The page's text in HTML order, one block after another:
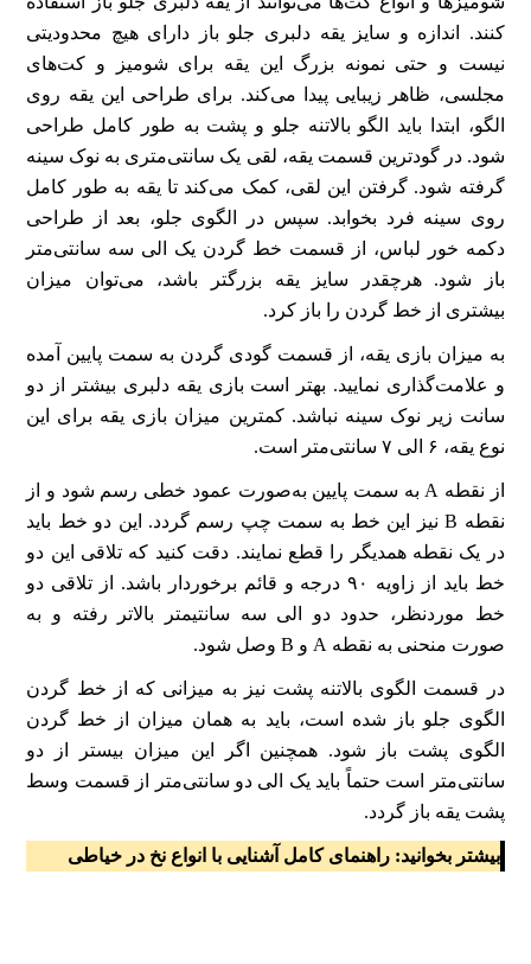
کنند. اندازه و سایز یقه دلبری جلو باز دارای هیچ محدودیتی
نیست و حتی نمونه بزرگ این یقه برای شومیز و کت‌های
مجلسی، ظاهر زیبایی پیدا می‌کند. برای طراحی این یقه روی
الگو، ابتدا باید الگو بالاتنه جلو و پشت به طور کامل طراحی
شود. در گودترین قسمت یقه، لقی یک سانتی‌متری به نوک سینه
گرفته شود. گرفتن این لقی، کمک می‌کند تا یقه به طور کامل
روی سینه فرد بخوابد. سپس در الگوی جلو، بعد از طراحی
دکمه خور لباس، از قسمت خط گردن یک الی سه سانتی‌متر
باز شود. هرچقدر سایز یقه بزرگتر باشد، می‌توان میزان
بیشتری از خط گردن را باز کرد.
به میزان بازی یقه، از قسمت گودی گردن به سمت پایین آمده
و علامت‌گذاری نمایید. بهتر است بازی یقه دلبری بیشتر از دو
سانت زیر نوک سینه نباشد. کمترین میزان بازی یقه برای این
نوع یقه، ۶ الی ۷ سانتی‌متر است.
از نقطه A به سمت پایین به‌صورت عمود خطی رسم شود و از
نقطه B نیز این خط به سمت چپ رسم گردد. این دو خط باید
در یک نقطه همدیگر را قطع نمایند. دقت کنید که تلاقی این دو
خط باید از زاویه ۹۰ درجه و قائم برخوردار باشد. از تلاقی دو
خط موردنظر، حدود دو الی سه سانتیمتر بالاتر رفته و به
صورت منحنی به نقطه A و B وصل شود.
در قسمت الگوی بالاتنه پشت نیز به میزانی که از خط گردن
الگوی جلو باز شده است، باید به همان میزان از خط گردن
الگوی پشت باز شود. همچنین اگر این میزان بیستر از دو
سانتی‌متر است حتماً باید یک الی دو سانتی‌متر از قسمت وسط
پشت یقه باز گردد.
بیشتر بخوانید:راهنمای کامل آشنایی با انواع نخ در خیاطی